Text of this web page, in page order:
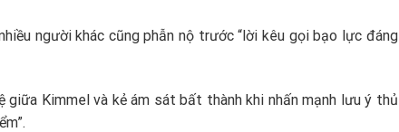
người khác cũng phẫn nộ trước “lời kêu gọi bạo lực đáng
giữa Kimmel và kẻ ám sát bất thành khi nhấn mạnh lưu ý thủ